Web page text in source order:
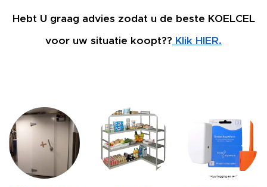
Hebt U graag advies zodat u de beste KOELCEL
voor uw situatie koopt?? Klik HIER.